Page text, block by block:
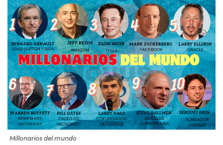
Millonarios del mundo